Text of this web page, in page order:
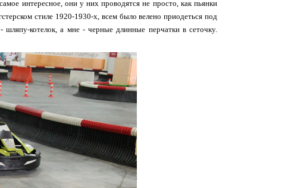
интересное, они у них проводятся не просто, как пьянки
стиле 1920-1930-х, всем было велено приодеться под
котелок, а мне - черные длинные перчатки в сеточку.